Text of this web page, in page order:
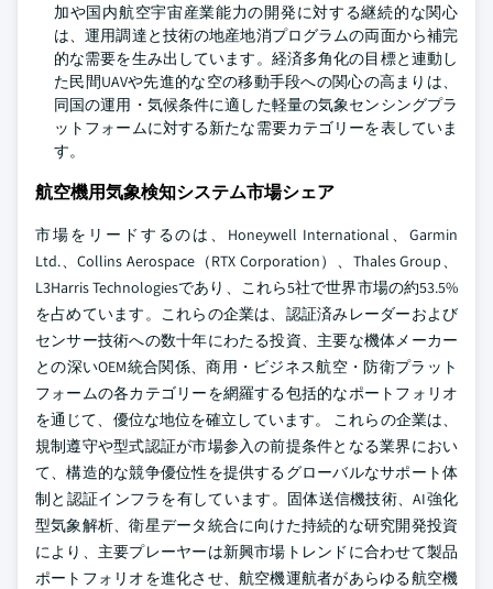
加や国内航空宇宙産業能力の開発に対する継続的な関心
は、運用調達と技術の地産地消プログラムの両面から補完
的な需要を生み出しています。経済多角化の目標と連動し
た民間UAVや先進的な空の移動手段への関心の高まりは、
同国の運用・気候条件に適した軽量の気象センシングプラ
ットフォームに対する新たな需要カテゴリーを表していま
す。
航空機用気象検知システム市場シェア
市場をリードするのは、Honeywell International、Garmin
Ltd.、Collins Aerospace（RTX Corporation）、Thales Group、
L3Harris Technologiesであり、これら5社で世界市場の約53.5%
を占めています。これらの企業は、認証済みレーダーおよび
センサー技術への数十年にわたる投資、主要な機体メーカー
との深いOEM統合関係、商用・ビジネス航空・防衛プラット
フォームの各カテゴリーを網羅する包括的なポートフォリオ
を通じて、優位な地位を確立しています。
これらの企業は、
規制遵守や型式認証が市場参入の前提条件となる業界におい
て、構造的な競争優位性を提供するグローバルなサポート体
制と認証インフラを有しています。固体送信機技術、AI強化
型気象解析、衛星データ統合に向けた持続的な研究開発投資
により、主要プレーヤーは新興市場トレンドに合わせて製品
ポートフォリオを進化させ、航空機運航者があらゆる航空機